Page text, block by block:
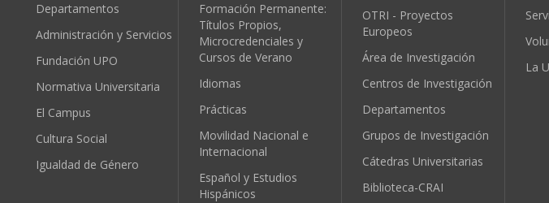
Departamentos
Administración y Servicios
Fundación UPO
Normativa Universitaria
El Campus
Cultura Social
Igualdad de Género
Formación Permanente:
Títulos Propios,
Microcredenciales y
Cursos de Verano
Idiomas
Prácticas
Movilidad Nacional e
Internacional
Español y Estudios
Hispánicos
OTRI - Proyectos
Europeos
Área de Investigación
Centros de Investigación
Departamentos
Grupos de Investigación
Cátedras Universitarias
Biblioteca-CRAI
La